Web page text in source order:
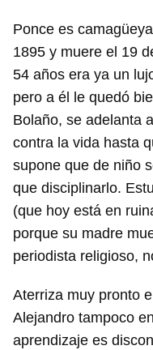
Ponce es
1895 y muere el 19
54 años era ya un
pero a él le quedó
Bolaño, se adelanta
contra la vida hasta
supone que de niño
que disciplinarlo.
(que hoy está en
porque su madre
periodista religioso,
Aterriza muy pronto
Alejandro tampoco
aprendizaje es